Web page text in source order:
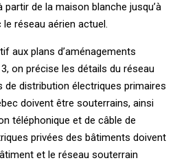
de la maison blanche jusqu’à
réseau aérien actuel.
aux plans d’aménagements
on précise les détails du réseau
de distribution électriques primaires
doivent être souterrains, ainsi
téléphonique et de câble de
privées des bâtiments doivent
et le réseau souterrain